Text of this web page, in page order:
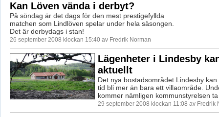
Kan Löven vända i derbyt?
På söndag är det dags för den mest prestigefyllda
matchen som Lindlöven spelar under hela säsongen.
Det är derbydags i stan!
26 september 2008 klockan 15:40 av Fredrik Norman
Lägenheter i Lindesby
aktuellt
Det nya bostadsområdet Lindesby
tid bli mer än bara ett villaområde.
kommer nämligen kommunstyrelsen
29 september 2008 klockan 11:08 av Fredrik